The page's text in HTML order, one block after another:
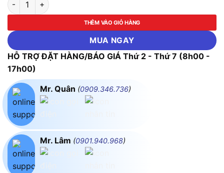
THÊM VÀO GIỎ HÀNG
MUA NGAY
HỖ TRỢ ĐẶT HÀNG/BÁO GIÁ Thứ 2 - Thứ 7 (8h00 -
17h00)
Mr. Quân (0909.346.736)
Mr. Lâm (0901.940.968)